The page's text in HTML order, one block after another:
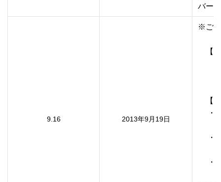
バー
9.16 2013年9月19日
※ご利
【対
【不
・他
・
・特